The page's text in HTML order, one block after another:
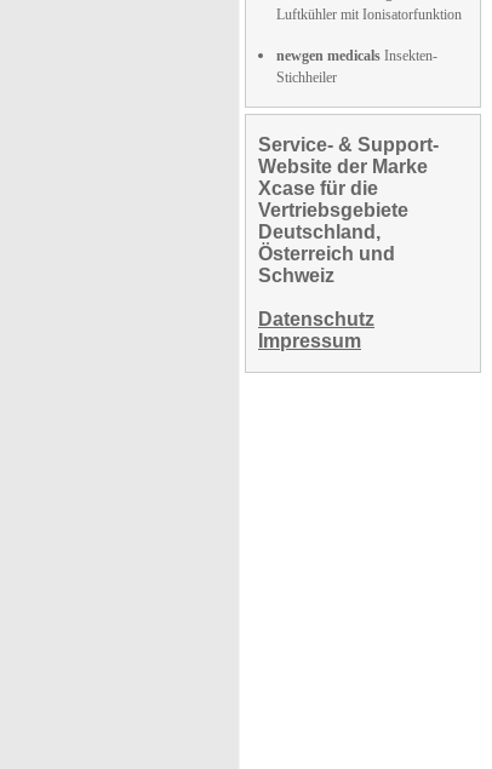
Luftkühler mit Ionisatorfunktion
newgen medicals Insekten-
Stichheiler
Service- & Support-
Website der Marke
Xcase für die
Vertriebsgebiete
Deutschland,
Österreich und
Schweiz
Datenschutz
Impressum